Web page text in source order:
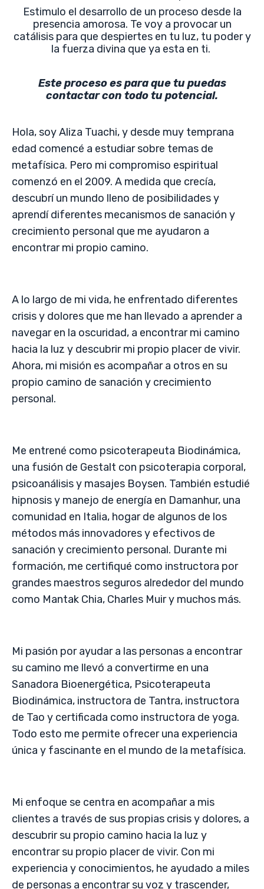
Estimulo el desarrollo de un proceso desde la
presencia amorosa. Te voy a provocar un
catálisis para que despiertes en tu luz, tu poder y
la fuerza divina que ya esta en ti.
Este proceso es para que tu puedas
contactar con todo tu potencial.
Hola, soy Aliza Tuachi, y desde muy temprana
edad comencé a estudiar sobre temas de
metafísica. Pero mi compromiso espiritual
comenzó en el 2009. A medida que crecía,
descubrí un mundo lleno de posibilidades y
aprendí diferentes mecanismos de sanación y
crecimiento personal que me ayudaron a
encontrar mi propio camino.
A lo largo de mi vida, he enfrentado diferentes
crisis y dolores que me han llevado a aprender a
navegar en la oscuridad, a encontrar mi camino
hacia la luz y descubrir mi propio placer de vivir.
Ahora, mi misión es acompañar a otros en su
propio camino de sanación y crecimiento
personal.
Me entrené como psicoterapeuta Biodinámica,
una fusión de Gestalt con psicoterapia corporal,
psicoanálisis y masajes Boysen. También estudié
hipnosis y manejo de energía en Damanhur, una
comunidad en Italia, hogar de algunos de los
métodos más innovadores y efectivos de
sanación y crecimiento personal. Durante mi
formación, me certifiqué como instructora por
grandes maestros seguros alrededor del mundo
como Mantak Chia, Charles Muir y muchos más.
Mi pasión por ayudar a las personas a encontrar
su camino me llevó a convertirme en una
Sanadora Bioenergética, Psicoterapeuta
Biodinámica, instructora de Tantra, instructora
de Tao y certificada como instructora de yoga.
Todo esto me permite ofrecer una experiencia
única y fascinante en el mundo de la metafísica.
Mi enfoque se centra en acompañar a mis
clientes a través de sus propias crisis y dolores, a
descubrir su propio camino hacia la luz y
encontrar su propio placer de vivir. Con mi
experiencia y conocimientos, he ayudado a miles
de personas a encontrar su voz y trascender,